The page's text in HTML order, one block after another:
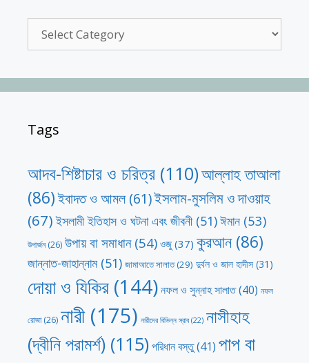
Tags
আদব-শিষ্টাচার ও চরিত্র (110)আল্লাহ তাআলা
(86)ইবাদত ও আমল(61)ইসলাম-মুসলিম ও দাওয়াহ
(67) ইসলামী ইতিহাস ও ঘটনা এবং জীবনী(51)ঈমান (53)
উপার্জন(26) উপায় বা সমাধান(54) ওজু (37) কুরআন(86)
জান্নাত-জাহান্নাম(51) জামাআতে সালাত(29) দুর্বল ও জাল হাদীস (31)
দোয়া ও যিকির (144)নফল ও সুন্নাহ সালাত(40) নফল
রোজা(26) নারী(175) নারীদের বিভিন্ন স্রাব(22) নাসীহাহ
(দ্বীনি পরামর্শ) (115)পরিধান বস্তু(41) পাপ বা